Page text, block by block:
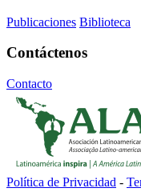
Publicaciones Biblioteca
Contáctenos
Contacto
Política de Privacidad -